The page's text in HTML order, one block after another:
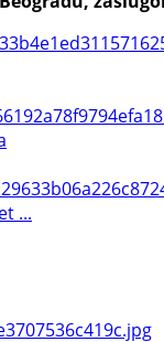
...